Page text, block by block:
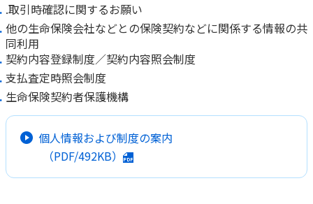
.取引時確認に関するお願い
他の生命保険会社などとの保険契約などに関係する情報の共
同利用
契約内容登録制度／契約内容照会制度
支払査定時照会制度
生命保険契約者保護機構
個人情報および制度の案内
（PDF/492KB）